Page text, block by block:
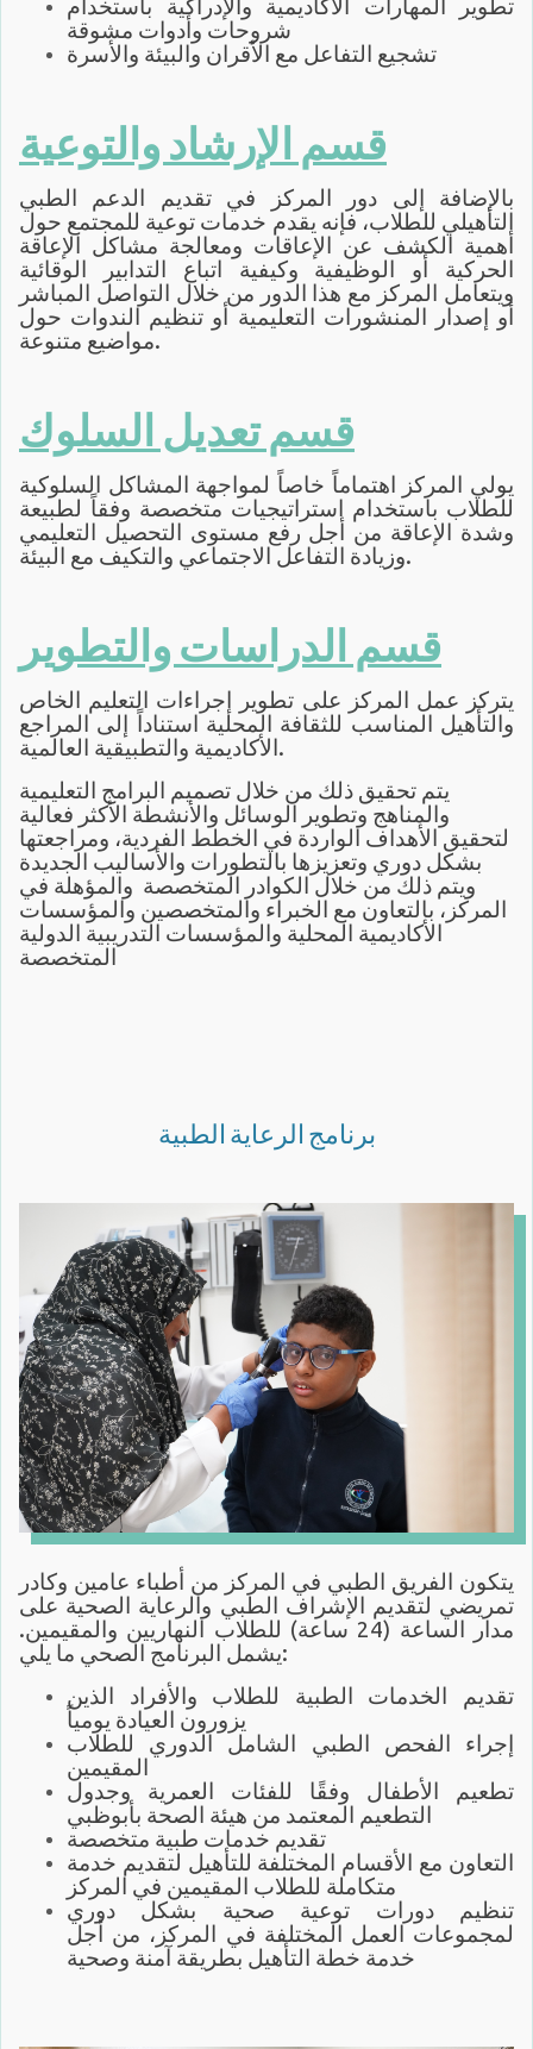
تطوير المهارات الأكاديمية والإدراكية باستخدام
شروحات وأدوات مشوقة
تشجيع التفاعل مع الأقران والبيئة والأسرة
قسم الإرشاد والتوعية
بالإضافة إلى دور المركز في تقديم الدعم الطبي
التأهيلي للطلاب، فإنه يقدم خدمات توعية للمجتمع حول
أهمية الكشف عن الإعاقات ومعالجة مشاكل الإعاقة
الحركية أو الوظيفية وكيفية اتباع التدابير الوقائية
ويتعامل المركز مع هذا الدور من خلال التواصل المباشر
أو إصدار المنشورات التعليمية أو تنظيم الندوات حول
مواضيع متنوعة.
قسم تعديل السلوك
يولي المركز اهتماماً خاصاً لمواجهة المشاكل السلوكية
للطلاب باستخدام استراتيجيات متخصصة وفقاً لطبيعة
وشدة الإعاقة من أجل رفع مستوى التحصيل التعليمي
وزيادة التفاعل الاجتماعي والتكيف مع البيئة.
قسم الدراسات والتطوير
يتركز عمل المركز على تطوير إجراءات التعليم الخاص
والتأهيل المناسب للثقافة المحلية استناداً إلى المراجع
الأكاديمية والتطبيقية العالمية.
يتم تحقيق ذلك من خلال تصميم البرامج التعليمية
والمناهج وتطوير الوسائل والأنشطة الأكثر فعالية
لتحقيق الأهداف الواردة في الخطط الفردية، ومراجعتها
بشكل دوري وتعزيزها بالتطورات والأساليب الجديدة
ويتم ذلك من خلال الكوادر المتخصصة والمؤهلة في
المركز، بالتعاون مع الخبراء والمتخصصين والمؤسسات
الأكاديمية المحلية والمؤسسات التدريبية الدولية
المتخصصة
برنامج الرعاية الطبية
يتكون الفريق الطبي في المركز من أطباء عامين وكادر
تمريضي لتقديم الإشراف الطبي والرعاية الصحية على
مدار الساعة (24 ساعة) للطلاب النهاريين والمقيمين.
يشمل البرنامج الصحي ما يلي:
تقديم الخدمات الطبية للطلاب والأفراد الذين
يزورون العيادة يومياً
إجراء الفحص الطبي الشامل الدوري للطلاب
المقيمين
تطعيم الأطفال وفقًا للفئات العمرية وجدول
التطعيم المعتمد من هيئة الصحة بأبوظبي
تقديم خدمات طبية متخصصة
التعاون مع الأقسام المختلفة للتأهيل لتقديم خدمة
متكاملة للطلاب المقيمين في المركز
تنظيم دورات توعية صحية بشكل دوري
لمجموعات العمل المختلفة في المركز، من أجل
خدمة خطة التأهيل بطريقة آمنة وصحية